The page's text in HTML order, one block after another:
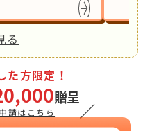
る
た方限定！
贈呈
請はこちら ／